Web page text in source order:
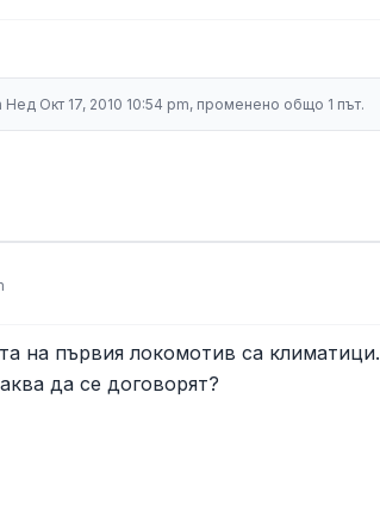
Нед Окт 17, 2010 10:54 pm, променено общо 1 път.
на първия локомотив са климатици.
да се договорят?